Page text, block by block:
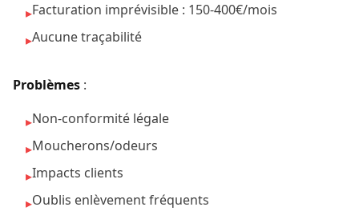
▸Facturation imprévisible : 150-400€/mois
▸Aucune traçabilité
Problèmes :
▸Non-conformité légale
▸Moucherons/odeurs
▸Impacts clients
▸Oublis enlèvement fréquents